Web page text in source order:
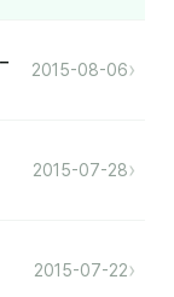
2015-08-06›
2015-07-28›
2015-07-22›